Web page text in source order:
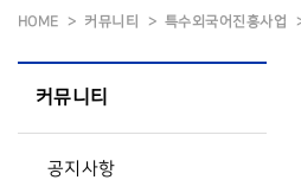
HOME 커뮤니티 특수외국어진흥사업
커뮤니티
공지사항